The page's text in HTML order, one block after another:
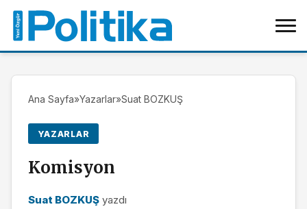
Ana Sayfa»Yazarlar»Suat BOZKUŞ
YAZARLAR
Komisyon
Suat BOZKUŞ yazdı